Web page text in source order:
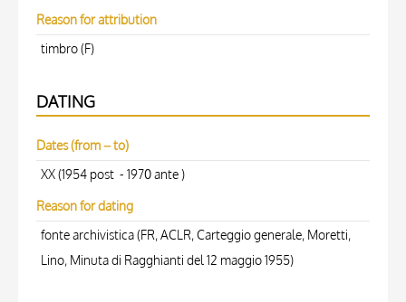
Reason for attribution
timbro (F)
DATING
Dates (from – to)
XX (1954 post - 1970 ante )
Reason for dating
fonte archivistica (FR, ACLR, Carteggio generale, Moretti,
Lino, Minuta di Ragghianti del 12 maggio 1955)